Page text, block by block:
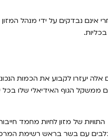
אינם נבדקים על ידי מנהל המזון
אלה יעזרו לקבוע את הכמות
ממשקל הגוף האידיאלי שלו
של מזון לחיות מחמד
עם בשר בראש רשימת